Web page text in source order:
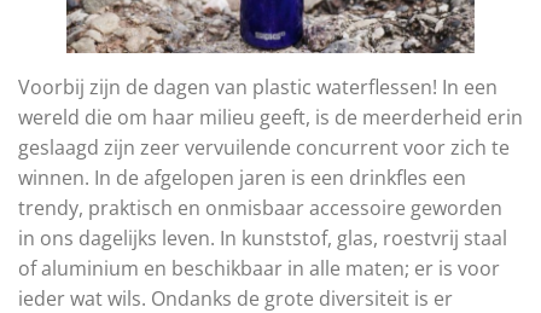
Voorbij zijn de dagen van plastic waterflessen! In een
wereld die om haar milieu geeft, is de meerderheid erin
geslaagd zijn zeer vervuilende concurrent voor zich te
winnen. In de afgelopen jaren is een drinkfles een
trendy, praktisch en onmisbaar accessoire geworden
in ons dagelijks leven. In kunststof, glas, roestvrij staal
of aluminium en beschikbaar in alle maten; er is voor
ieder wat wils. Ondanks de grote diversiteit is er